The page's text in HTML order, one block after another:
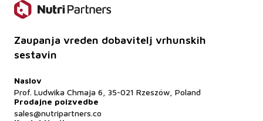
Zaupanja vreden dobavitelj vrhunskih
sestavin
Naslov
Prof. Ludwika Chmaja 6, 35-021 Rzeszów, Poland
Prodajne poizvedbe
sales@nutripartners.co